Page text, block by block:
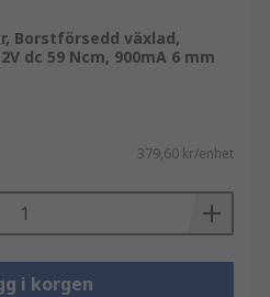
Borstförsedd växlad,
dc 59 Ncm, 900mA 6 mm
379,60 kr/enhet
i korgen